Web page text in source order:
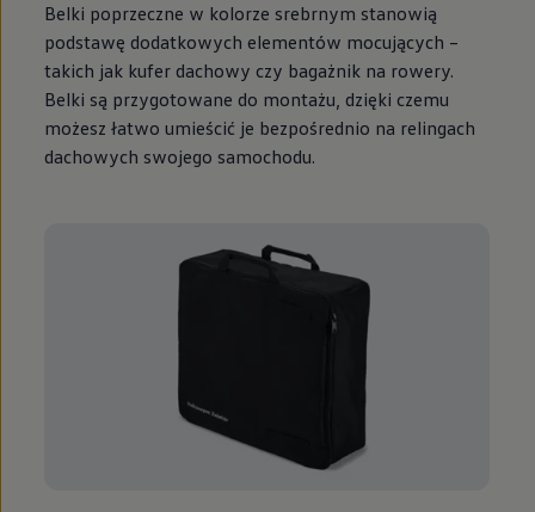
Belki poprzeczne w kolorze srebrnym stanowią
podstawę dodatkowych elementów mocujących –
takich jak kufer dachowy czy bagażnik na rowery.
Belki są przygotowane do montażu, dzięki czemu
możesz łatwo umieścić je bezpośrednio na relingach
dachowych swojego samochodu.